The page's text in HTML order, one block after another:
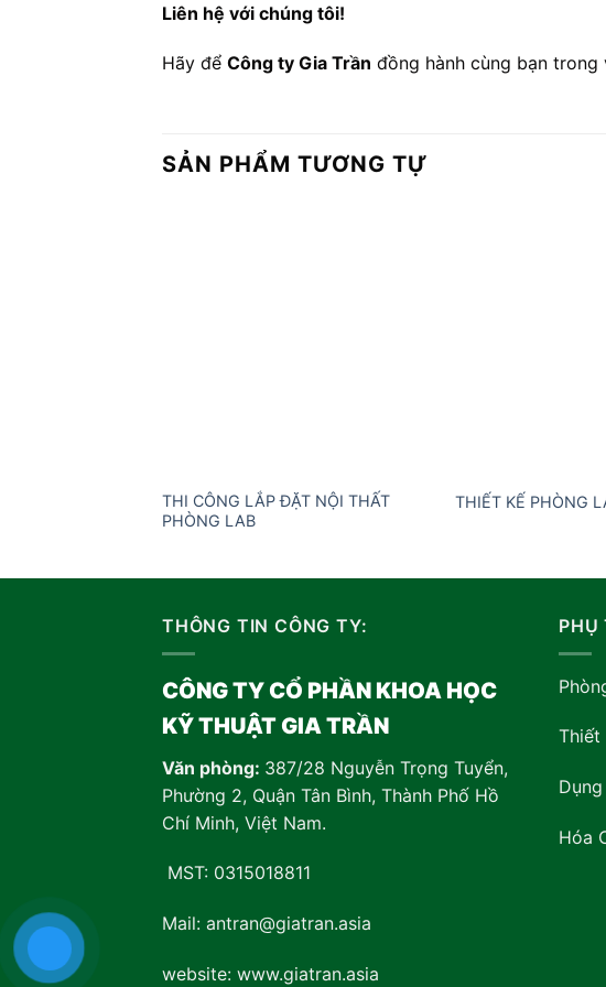
Liên hệ với chúng tôi!
Hãy để Công ty Gia Trần đồng hành cùng bạn
SẢN PHẨM TƯƠNG TỰ
THI CÔNG LẮP ĐẶT NỘI THẤT
PHÒNG LAB
THIẾT KẾ PHÒNG
THÔNG TIN CÔNG TY:
CÔNG TY CỔ PHẦN KHOA HỌC
KỸ THUẬT GIA TRẦN
Văn phòng: 387/28 Nguyễn Trọng Tuyển,
Phường 2, Quận Tân Bình, Thành Phố Hồ
Chí Minh, Việt Nam.
MST: 0315018811
Mail: antran@giatran.asia
website: www.giatran.asia
PHỤ
Thiết
Hóa